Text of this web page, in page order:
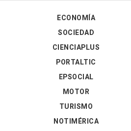
ECONOMÍA
SOCIEDAD
CIENCIAPLUS
PORTALTIC
EPSOCIAL
MOTOR
TURISMO
NOTIMÉRICA